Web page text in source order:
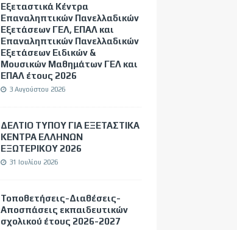
Εξεταστικά Κέντρα
Επαναληπτικών Πανελλαδικών
Εξετάσεων ΓΕΛ, ΕΠΑΛ και
Επαναληπτικών Πανελλαδικών
Εξετάσεων Ειδικών &
Μουσικών Μαθημάτων ΓΕΛ και
ΕΠΑΛ έτους 2026
3 Αυγούστου 2026
ΔΕΛΤΙΟ ΤΥΠΟΥ ΓΙΑ ΕΞΕΤΑΣΤΙΚΑ
ΚΕΝΤΡΑ ΕΛΛΗΝΩΝ
ΕΞΩΤΕΡΙΚΟΥ 2026
31 Ιουλίου 2026
Τοποθετήσεις-Διαθέσεις-
Αποσπάσεις εκπαιδευτικών
σχολικού έτους 2026-2027